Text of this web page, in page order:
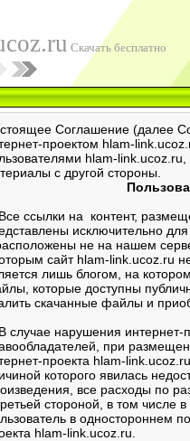
Скачать бесплатно
Соглашение (далее
проектом hlam-
hlam-
с другой стороны.
Все ссылки на контент,
исключительно
не на нашем
сайт hlam-link.ucoz.ru
лишь блогом, на
которые доступны
скачанные файлы и
В случае нарушения
при
проекта hlam-
которого явилась
все расходы по
стороной, в том числе
в одностороннем
hlam-link.ucoz.ru.